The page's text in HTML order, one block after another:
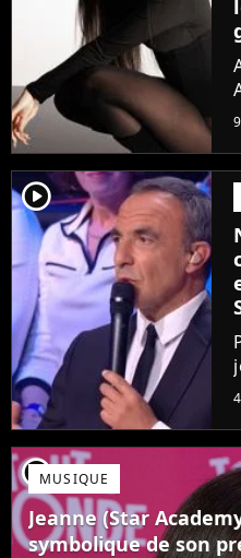
player2
player2MUSIQUE
Jeanne (Star
symbolique de son